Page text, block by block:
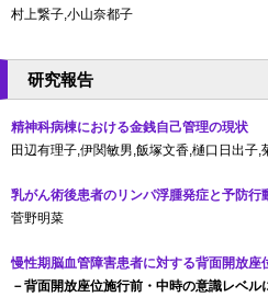
村上繋子,小山奈都子
研究報告
精神科病棟における金銭自己管理の現状
田辺有理子,伊関敏男,飯塚文香,樋口日出子,
乳がん術後患者のリンパ浮腫発症と予防行
菅野明菜
慢性期脳血管障害患者に対する背面開放座
－背面開放座位施行前・中時の意識レベ